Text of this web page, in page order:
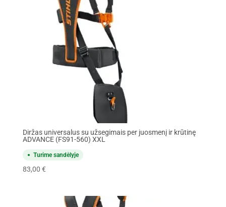
Diržas universalus su užsegimais per juosmenį ir krūtinę
ADVANCE (FS91-560) XXL
Turime sandėlyje
83,00 €